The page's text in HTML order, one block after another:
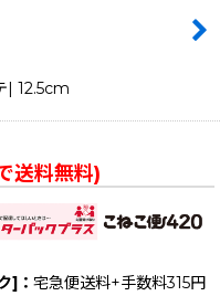
12.5cm
送料無料)
]： 宅急便送料+手数料315円